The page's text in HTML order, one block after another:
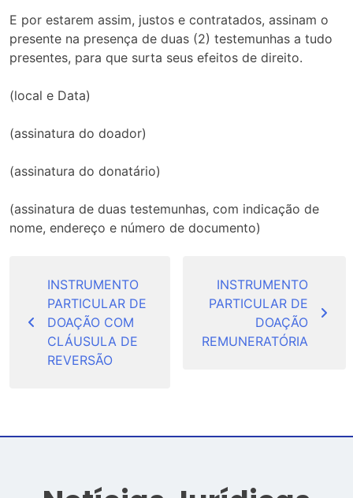
E por estarem assim, justos e contratados, assinam o
presente na presença de duas (2) testemunhas a tudo
presentes, para que surta seus efeitos de direito.
(local e Data)
(assinatura do doador)
(assinatura do donatário)
(assinatura de duas testemunhas, com indicação de
nome, endereço e número de documento)
Post
INSTRUMENTO
PARTICULAR DE
DOAÇÃO COM
CLÁUSULA DE
REVERSÃO
INSTRUMENTO
PARTICULAR DE
DOAÇÃO
REMUNERATÓRIA